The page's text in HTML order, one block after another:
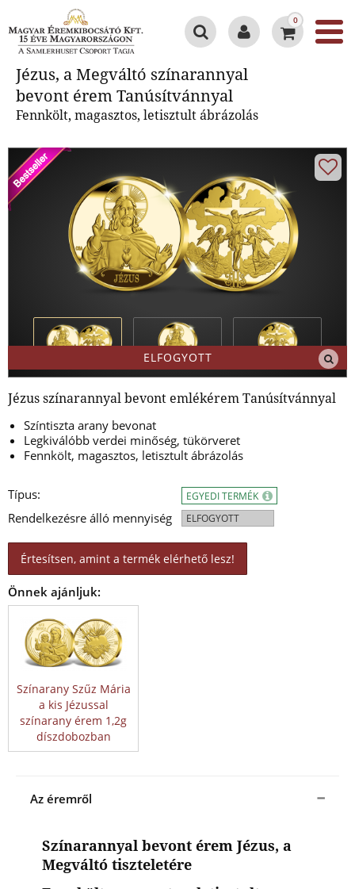
0
Jézus, a Megváltó színarannyal
bevont érem Tanúsítvánnyal
Fennkölt, magasztos, letisztult ábrázolás
ELFOGYOTT
Jézus színarannyal bevont emlékérem Tanúsítvánnyal
Színtiszta arany bevonat
Legkiválóbb verdei minőség, tükörveret
Fennkölt, magasztos, letisztult ábrázolás
Típus:
Rendelkezésre álló mennyiség
EGYEDI TERMÉK
ELFOGYOTT
Értesítsen, amint a termék elérhető lesz!
Önnek ajánljuk:
Színarany Szűz Mária
a kis Jézussal
színarany érem 1,2g
díszdobozban
Az éremről
Színarannyal bevont érem Jézus, a
Megváltó tiszteletére
Jézus, a Megváltó színarannyal
bevont érem Tanúsítvánnyal